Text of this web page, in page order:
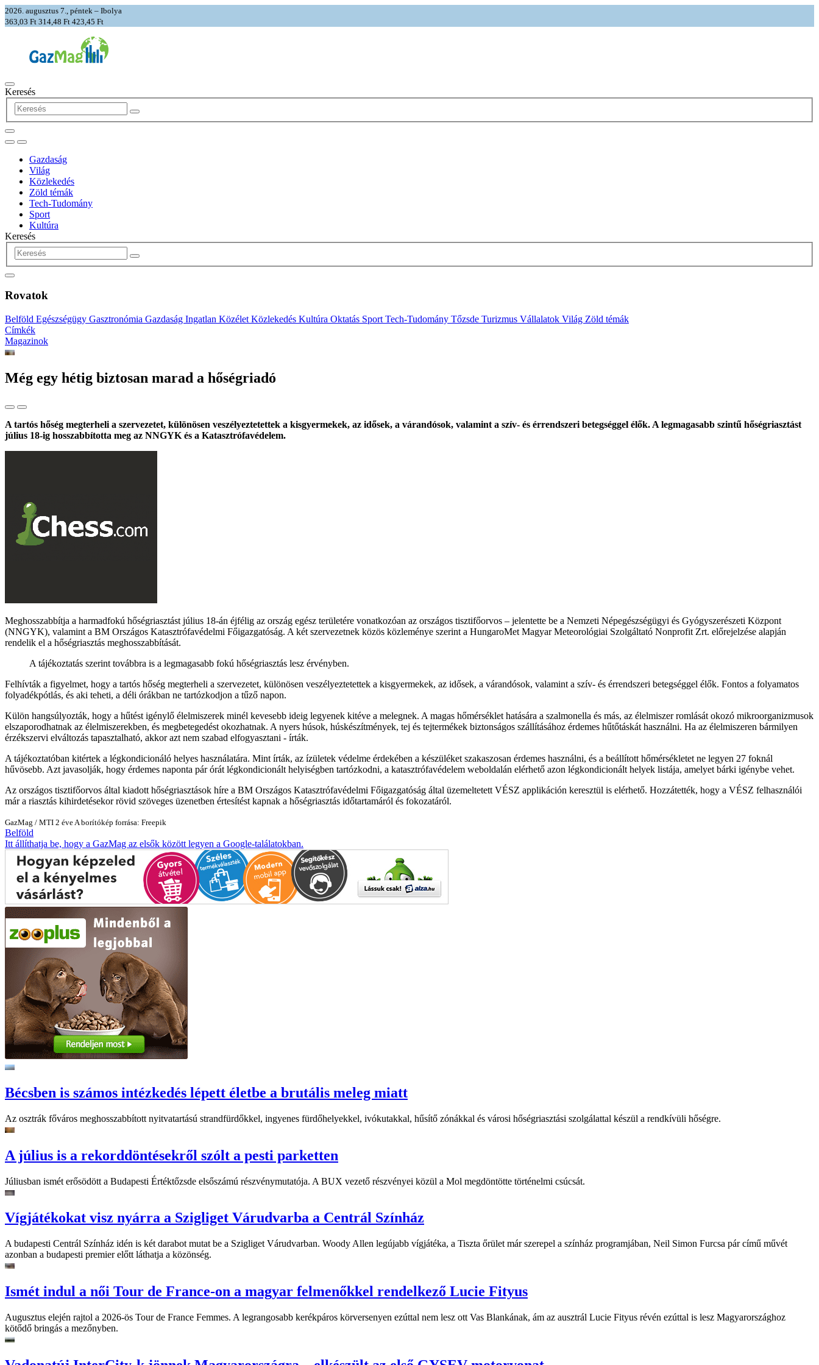
2026. augusztus 7., péntek – Ibolya
363,03 Ft 314,48 Ft 423,45 Ft
Keresés
Gazdaság
Világ
Közlekedés
Zöld témák
Tech-Tudomány
Sport
Kultúra
Keresés
Rovatok
Belföld Egészségügy Gasztronómia Gazdaság Ingatlan Közélet Közlekedés Kultúra Oktatás Sport Tech-Tudomány Tőzsde Turizmus Vállalatok Világ Zöld témák
Címkék
Magazinok
Még egy hétig biztosan marad a hőségriadó
A tartós hőség megterheli a szervezetet, különösen veszélyeztetettek a kisgyermekek, az idősek, a várandósok, valamint a szív- és érrendszeri betegséggel élők. A legmagasabb szintű hőségriasztást
július 18-ig hosszabbította meg az NNGYK és a Katasztrófavédelem.
Meghosszabbítja a harmadfokú hőségriasztást július 18-án éjfélig az ország egész területére vonatkozóan az országos tisztifőorvos – jelentette be a Nemzeti Népegészségügyi és Gyógyszerészeti Központ
(NNGYK), valamint a BM Országos Katasztrófavédelmi Főigazgatóság. A két szervezetnek közös közleménye szerint a HungaroMet Magyar Meteorológiai Szolgáltató Nonprofit Zrt. előrejelzése alapján
rendelik el a hőségriasztás meghosszabbítását.
A tájékoztatás szerint továbbra is a legmagasabb fokú hőségriasztás lesz érvényben.
Felhívták a figyelmet, hogy a tartós hőség megterheli a szervezetet, különösen veszélyeztetettek a kisgyermekek, az idősek, a várandósok, valamint a szív- és érrendszeri betegséggel élők. Fontos a folyamatos
folyadékpótlás, és aki teheti, a déli órákban ne tartózkodjon a tűző napon.
Külön hangsúlyozták, hogy a hűtést igénylő élelmiszerek minél kevesebb ideig legyenek kitéve a melegnek. A magas hőmérséklet hatására a szalmonella és más, az élelmiszer romlását okozó mikroorganizmusok
elszaporodhatnak az élelmiszerekben, és megbetegedést okozhatnak. A nyers húsok, húskészítmények, tej és tejtermékek biztonságos szállításához érdemes hűtőtáskát használni. Ha az élelmiszeren bármilyen
érzékszervi elváltozás tapasztalható, akkor azt nem szabad elfogyasztani - írták.
A tájékoztatóban kitértek a légkondicionáló helyes használatára. Mint írták, az ízületek védelme érdekében a készüléket szakaszosan érdemes használni, és a beállított hőmérsékletet ne legyen 27 foknál
hűvösebb. Azt javasolják, hogy érdemes naponta pár órát légkondicionált helyiségben tartózkodni, a katasztrófavédelem weboldalán elérhető azon légkondicionált helyek listája, amelyet bárki igénybe vehet.
Az országos tisztifőorvos által kiadott hőségriasztások híre a BM Országos Katasztrófavédelmi Főigazgatóság által üzemeltetett VÉSZ applikáción keresztül is elérhető. Hozzátették, hogy a VÉSZ felhasználói
már a riasztás kihirdetésekor rövid szöveges üzenetben értesítést kapnak a hőségriasztás időtartamáról és fokozatáról.
GazMag / MTI 2 éve A borítókép forrása: Freepik
Belföld
Itt állíthatja be, hogy a GazMag az elsők között legyen a Google-találatokban.
Bécsben is számos intézkedés lépett életbe a brutális meleg miatt
Az osztrák főváros meghosszabbított nyitvatartású strandfürdőkkel, ingyenes fürdőhelyekkel, ivókutakkal, hűsítő zónákkal és városi hőségriasztási szolgálattal készül a rendkívüli hőségre.
A július is a rekorddöntésekről szólt a pesti parketten
Júliusban ismét erősödött a Budapesti Értéktőzsde elsőszámú részvénymutatója. A BUX vezető részvényei közül a Mol megdöntötte történelmi csúcsát.
Vígjátékokat visz nyárra a Szigliget Várudvarba a Centrál Színház
A budapesti Centrál Színház idén is két darabot mutat be a Szigliget Várudvarban. Woody Allen legújabb vígjátéka, a Tiszta őrület már szerepel a színház programjában, Neil Simon Furcsa pár című művét
azonban a budapesti premier előtt láthatja a közönség.
Ismét indul a női Tour de France-on a magyar felmenőkkel rendelkező Lucie Fityus
Augusztus elején rajtol a 2026-ös Tour de France Femmes. A legrangosabb kerékpáros körversenyen ezúttal nem lesz ott Vas Blankának, ám az ausztrál Lucie Fityus révén ezúttal is lesz Magyarországhoz
kötődő bringás a mezőnyben.